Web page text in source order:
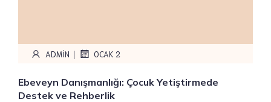
ADMIN | OCAK 2
Ebeveyn Danışmanlığı: Çocuk Yetiştirmede
Destek ve Rehberlik